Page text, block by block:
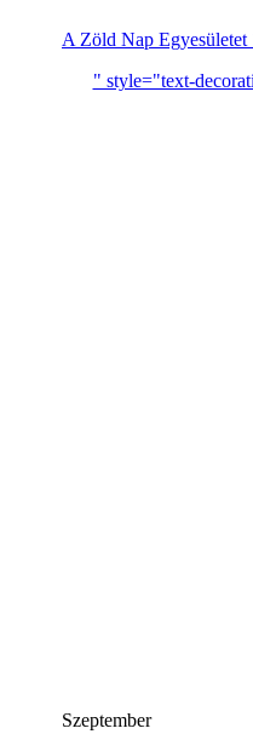
A Zöld Nap Egyesületet
" style="text-
Szeptember